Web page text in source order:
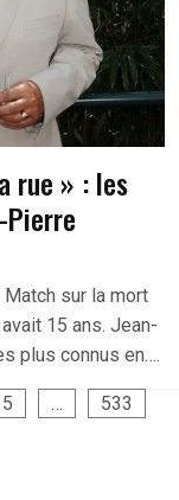
rue » : les
Pierre
sur la mort
15 ans. Jean-
plus connus en….
… 533